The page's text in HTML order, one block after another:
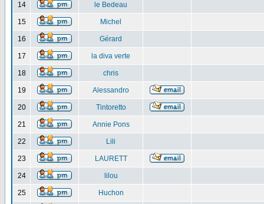
14 le Bedeau
15 Michel
16 Gérard
17 la diva verte
18 chris
19 Alessandro
20 Tintoretto
21 Annie Pons
22 Lili
23 LAURETT
24 lilou
25 Huchon